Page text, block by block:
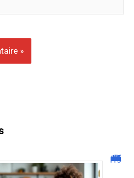
Malgrim com : tout ce que vous devez savoir sur la plateforme !